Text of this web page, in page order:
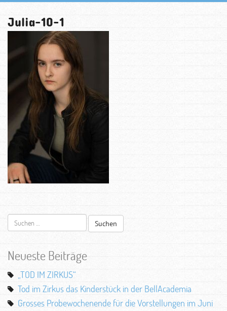
Julia-10-1
Suchen
nach:
Neueste Beiträge
„TOD IM ZIRKUS“
Tod im Zirkus das Kinderstück in der BellAcademia
Grosses Probewochenende für die Vorstellungen im Juni